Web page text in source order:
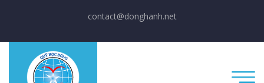
contact@donghanh.net